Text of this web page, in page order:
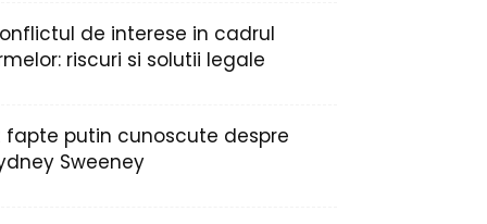
de interese in cadrul
riscuri si solutii legale
fapte putin cunoscute despre
Sweeney